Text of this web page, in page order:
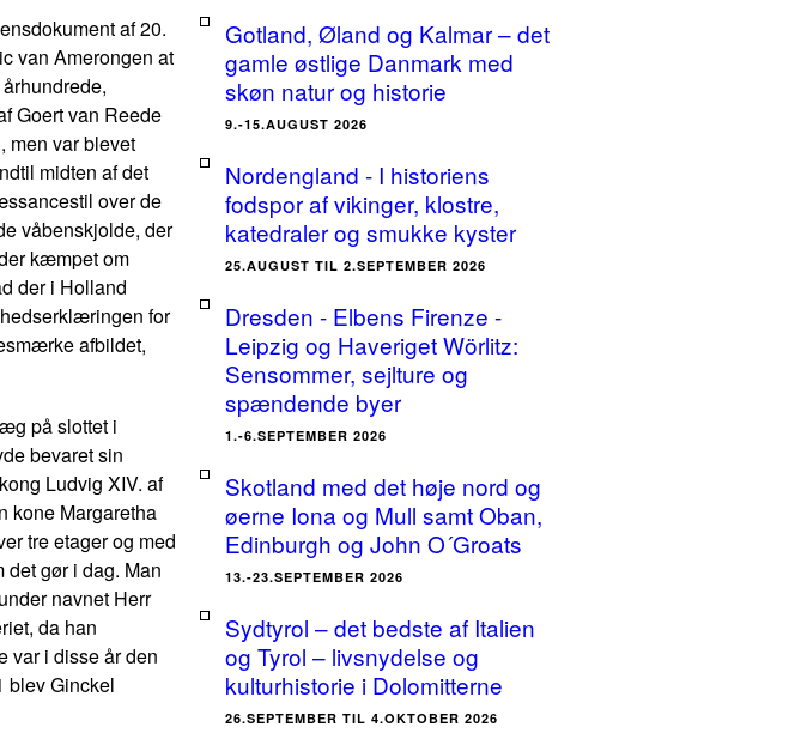
af 20.
van Amerongen at
Goert van Reede
men var blevet
midten af det
over de
våbenskjolde, der
kæmpet om
der i Holland
for
afbildet,
på slottet i
bevaret sin
Ludvig XIV. af
kone Margaretha
tre etager og med
gør i dag. Man
navnet Herr
da han
var i disse år den
blev Ginckel
Gotland, Øland og Kalmar – det
gamle østlige Danmark med
skøn natur og historie
9.-15.AUGUST 2026
Nordengland - I historiens
fodspor af vikinger, klostre,
katedraler og smukke kyster
25.AUGUST TIL 2.SEPTEMBER 2026
Dresden - Elbens Firenze -
Leipzig og Haveriget Wörlitz:
Sensommer, sejlture og
spændende byer
1.-6.SEPTEMBER 2026
Skotland med det høje nord og
øerne Iona og Mull samt Oban,
Edinburgh og John O´Groats
13.-23.SEPTEMBER 2026
Sydtyrol – det bedste af Italien
og Tyrol – livsnydelse og
kulturhistorie i Dolomitterne
26.SEPTEMBER TIL 4.OKTOBER 2026